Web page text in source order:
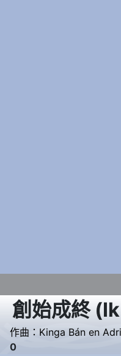
創始成終(
作曲： Kinga Bán en
0